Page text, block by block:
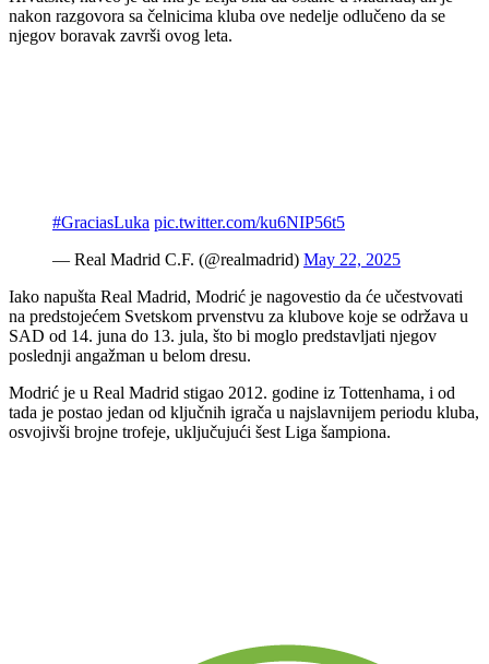
nakon razgovora sa čelnicima kluba ove nedelje odlučeno da se
njegov boravak završi ovog leta.
#GraciasLuka pic.twitter.com/ku6NIP56t5
— Real Madrid C.F. (@realmadrid) May 22, 2025
Iako napušta Real Madrid, Modrić je nagovestio da će učestvovati
na predstojećem Svetskom prvenstvu za klubove koje se održava u
SAD od 14. juna do 13. jula, što bi moglo predstavljati njegov
poslednji angažman u belom dresu.
Modrić je u Real Madrid stigao 2012. godine iz Tottenhama, i od
tada je postao jedan od ključnih igrača u najslavnijem periodu kluba,
osvojivši brojne trofeje, uključujući šest Liga šampiona.